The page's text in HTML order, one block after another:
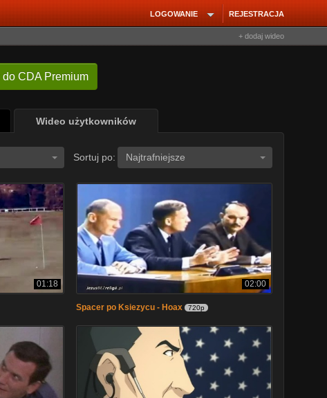
REJESTRACJA
LOGOWANIE
+ dodaj wideo
do CDA Premium
Wideo użytkowników
Sortuj po: Najtrafniejsze
01:18 02:00
Spacer po Ksiezycu - Hoax 720p